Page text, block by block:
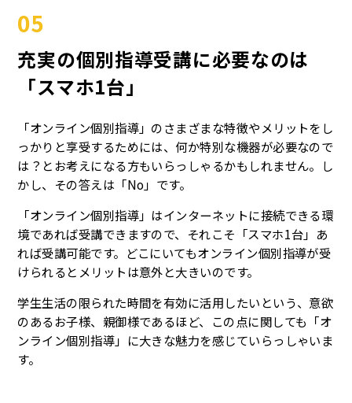
05
充実の個別指導受講に必要なのは
「スマホ1台」
「オンライン個別指導」のさまざまな特徴やメリットをし
っかりと享受するためには、何か特別な機器が必要なので
は？とお考えになる方もいらっしゃるかもしれません。し
かし、その答えは「No」です。
「オンライン個別指導」はインターネットに接続できる環
境であれば受講できますので、それこそ「スマホ1台」あ
れば受講可能です。どこにいてもオンライン個別指導が受
けられるとメリットは意外と大きいのです。
学生生活の限られた時間を有効に活用したいという、意欲
のあるお子様、親御様であるほど、この点に関しても「オ
ンライン個別指導」に大きな魅力を感じていらっしゃいま
す。